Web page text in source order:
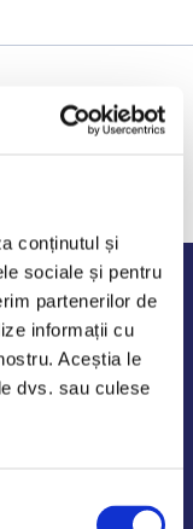
conținutul și
sociale și pentru
partenerilor de
informații cu
Aceștia le
dvs. sau culese